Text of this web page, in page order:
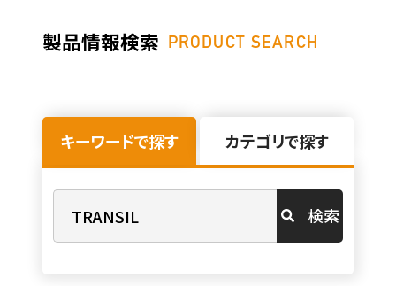
製品情報検索 PRODUCT SEARCH
キーワードで探す カテゴリで探す
検索